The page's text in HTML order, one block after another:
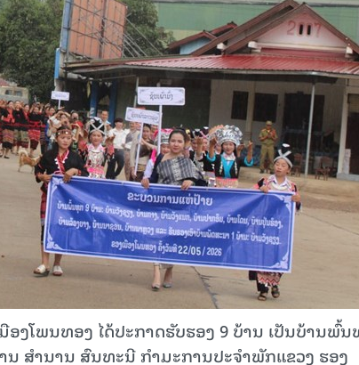
ງໂພນທອງ ໄດ້ປະກາດຮັບຮອງ 9 ບ້ານ ເປັນບ້ານພົ້
ສຳນານ ສົນທະນີ ກຳມະການປະຈຳພັກແຂວງ ຮອງ